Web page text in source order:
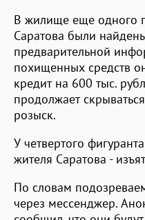
В жилище еще одного
Саратова были
предварительной
похищенных средств
кредит на 600 тыс.
продолжает
розыск.
У четвертого
жителя Саратова -
По словам
через мессенджер.